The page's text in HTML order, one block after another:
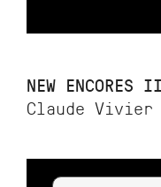
NEW
Claude Vivier